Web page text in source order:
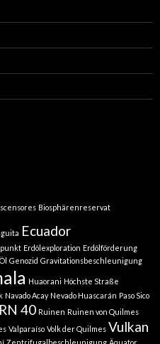
Biosphärenreservat
Ecuador
Erdölexploration Erdölförderung
Genozid Gravitationsbeschleunigung
Huaorani Höchste Straße
Navado Acay Nevado Huascarán Paso Sico
RN 40 Ruinen Ruinen von Quilmes
Valparaíso Volk der Quilmes Vulkan